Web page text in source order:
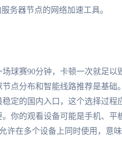
务器节点的网络加速工具。
球赛90分钟，卡顿一次就足以
点分布和智能线路推荐是基础
定的国内入口，这个选择过程
你的观看设备可能是手机、平
许在多个设备上同时使用，意